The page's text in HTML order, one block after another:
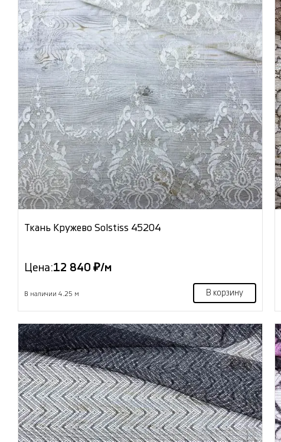
Ткань Кружево Solstiss 45204
Цена:12 840 ₽/м
В наличии 4.25 м В корзину